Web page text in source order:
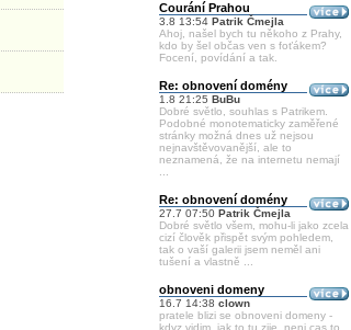
Courání Prahou
3.8 13:54 Patrik Čmejla
Ahoj, našel bych tu někoho z Prahy,
kdo by šel občas ven s foťákem?
Focení, povídání a tak.
Re: obnovení domény
1.8 21:25 BuBu
Dobré světlo, souhlas s Patrikem.
Podobné monotematicky zaměřené
stránky možná dnes už nejsou
nejnavštěvovanější, ale to
neznamená, že na internetu nemají
Re: obnovení domény
27.7 07:50 Patrik Čmejla
Dobré světlo všem, mohu-li jako zcela
cizí člověk přispět svým pohledem,
tak o vaší galerii jsem neměl ani
tušení a vlastně ...
obnoveni domeny
16.7 14:38 clown
pratele blizi se obnoveni domeny -
kdyz vidim, jak to tu zije, neni cas to